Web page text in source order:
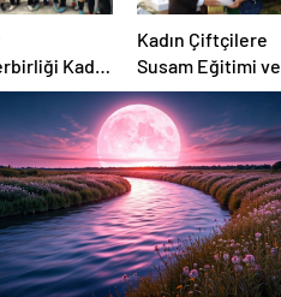
Kadın
Çeyrek
Kadın Çiftçilere
Susam Eğitimi ve
Tohum Desteği